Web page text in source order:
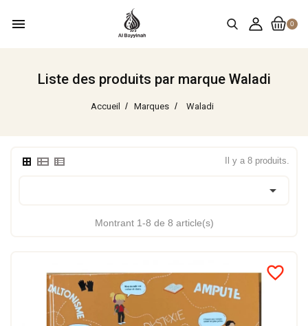
0
menu
Liste des produits par marque Waladi
Accueil Marques Waladi
Il y a 8 produits.

Montrant 1-8 de 8 article(s)
favorite_border